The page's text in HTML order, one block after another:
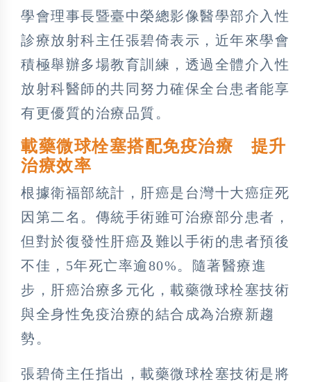
學會理事長暨臺中榮總影像醫學部介入性
診療放射科主任張碧倚表示，近年來學會
積極舉辦多場教育訓練，透過全體介入性
放射科醫師的共同努力確保全台患者能享
有更優質的治療品質。
載藥微球栓塞搭配免疫治療 提升
治療效率
根據衛福部統計，肝癌是台灣十大癌症死
因第二名。傳統手術雖可治療部分患者，
但對於復發性肝癌及難以手術的患者預後
不佳，5年死亡率逾80%。隨著醫療進
步，肝癌治療多元化，載藥微球栓塞技術
與全身性免疫治療的結合成為治療新趨
勢。
張碧倚主任指出，載藥微球栓塞技術是將